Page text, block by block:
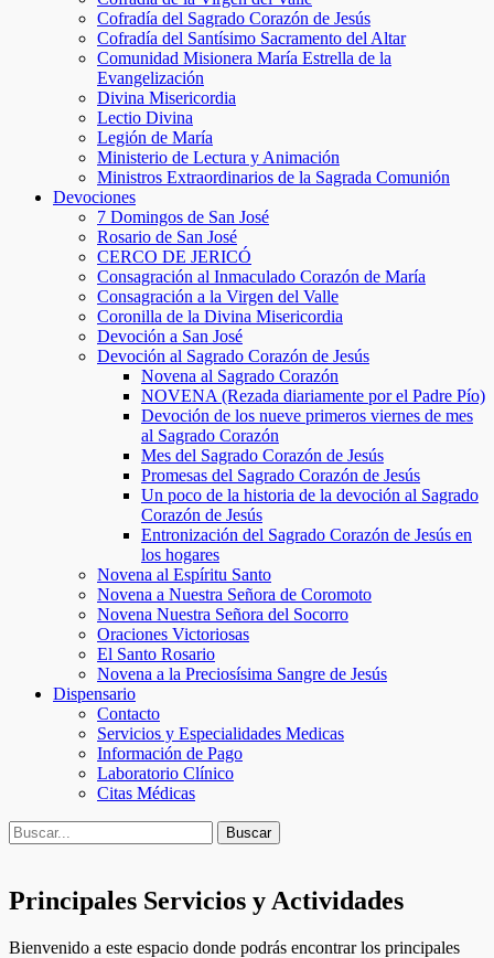
Cofradía del Sagrado Corazón de Jesús
Cofradía del Santísimo Sacramento del Altar
Comunidad Misionera María Estrella de la
Evangelización
Divina Misericordia
Lectio Divina
Legión de María
Ministerio de Lectura y Animación
Ministros Extraordinarios de la Sagrada Comunión
Devociones
7 Domingos de San José
Rosario de San José
CERCO DE JERICÓ
Consagración al Inmaculado Corazón de María
Consagración a la Virgen del Valle
Coronilla de la Divina Misericordia
Devoción a San José
Devoción al Sagrado Corazón de Jesús
Novena al Sagrado Corazón
NOVENA (Rezada diariamente por el Padre Pío)
Devoción de los nueve primeros viernes de mes
al Sagrado Corazón
Mes del Sagrado Corazón de Jesús
Promesas del Sagrado Corazón de Jesús
Un poco de la historia de la devoción al Sagrado
Corazón de Jesús
Entronización del Sagrado Corazón de Jesús en
los hogares
Novena al Espíritu Santo
Novena a Nuestra Señora de Coromoto
Novena Nuestra Señora del Socorro
Oraciones Victoriosas
El Santo Rosario
Novena a la Preciosísima Sangre de Jesús
Dispensario
Contacto
Servicios y Especialidades Medicas
Información de Pago
Laboratorio Clínico
Citas Médicas
Buscar
Buscar:
Principales Servicios y Actividades
Bienvenido a este espacio donde podrás encontrar los principales